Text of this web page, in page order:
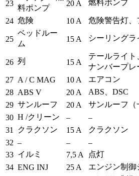
23
料ポンプ
20 A 燃料ポンプ
24 危険 10 A 危険警告灯、
25
ベッドルー
ム
15 A シーリングラ
26 列 15 A
テールライト
ナンバープレ
27 A / C MAG 10 A
エアコン
28 ABS V 20 A
ABS、DSC
29 サンルーフ 20 A
サンルーフ（
30 H /クリーン –
–
31
クラクソン 15 A
クラクソン
32 – –
–
33 イルミ 7,5 A
点灯
34 ENG INJ 25 A
エンジン制御